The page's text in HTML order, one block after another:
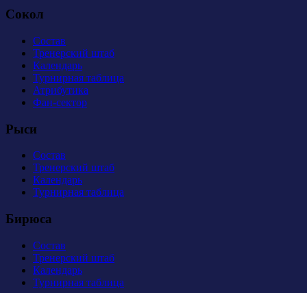
Сокол
Состав
Тренерский штаб
Календарь
Турнирная таблица
Атрибутика
Фан-сектор
Рыси
Состав
Тренерский штаб
Календарь
Турнирная таблица
Бирюса
Состав
Тренерский штаб
Календарь
Турнирная таблица